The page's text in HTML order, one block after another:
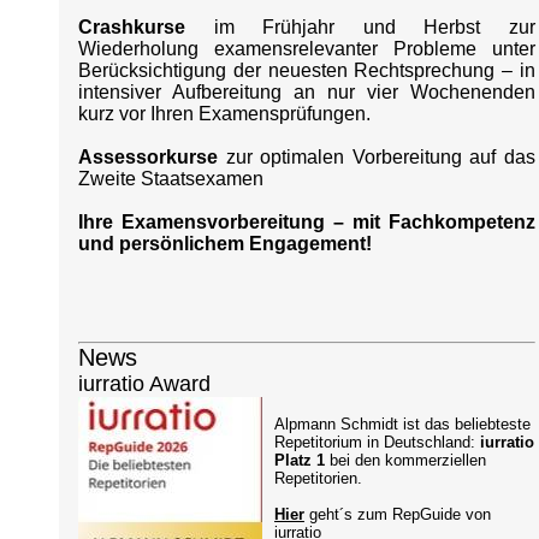
Crashkurse im Frühjahr und Herbst zur
Wiederholung examensrelevanter Probleme unter
Berücksichtigung der neuesten Rechtsprechung – in
intensiver Aufbereitung an nur vier Wochenenden
kurz vor Ihren Examensprüfungen.
Assessorkurse zur optimalen Vorbereitung auf das
Zweite Staatsexamen
Ihre Examensvorbereitung – mit Fachkompetenz
und persönlichem Engagement!
News
iurratio Award
Alpmann Schmidt ist das beliebteste
Repetitorium in Deutschland: iurratio
Platz 1 bei den kommerziellen
Repetitorien.
Hier geht´s zum RepGuide von
iurratio